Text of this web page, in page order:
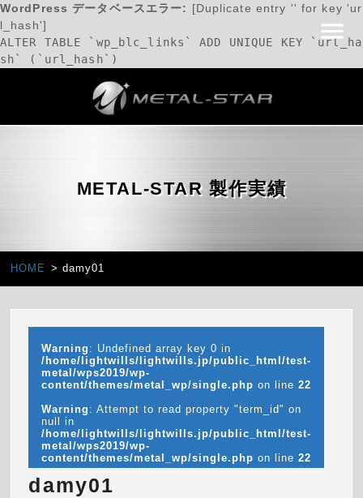
WordPress データベースエラー: [Duplicate entry '' for key 'ur
l_hash']
ALTER TABLE `wp_blc_links` ADD UNIQUE KEY `url_ha
sh` (`url_hash`)
METAL-STAR 製作実績
HOME damy01
Warning : Undefined array key 0 in
/home/lightwills/lightwills.jp/public_html/test-
metal/wps2019/wp-
content/themes/metal_wp/single.php on line 22
Warning : Attempt to read property "term_id" on
null in
/home/lightwills/lightwills.jp/public_html/test-
metal/wps2019/wp-
content/themes/metal_wp/single.php on line 22
damy01